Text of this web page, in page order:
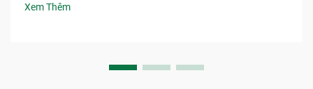
Xem Thêm